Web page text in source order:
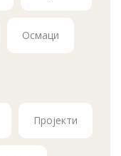
Осмаци
Пројекти